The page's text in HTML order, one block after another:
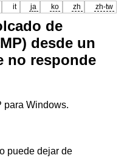
it ja ko zh zh-tw
de
desde un
no responde
para Windows.
puede dejar de